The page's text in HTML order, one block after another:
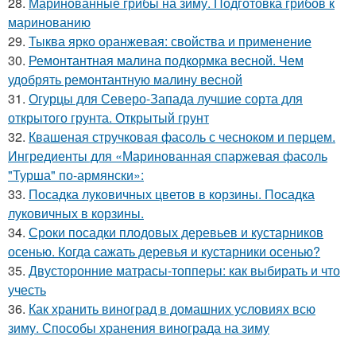
маринованию
29. Тыква ярко оранжевая: свойства и применение
30. Ремонтантная малина подкормка весной. Чем
удобрять ремонтантную малину весной
31. Огурцы для Северо-Запада лучшие сорта для
открытого грунта. Открытый грунт
32. Квашеная стручковая фасоль с чесноком и перцем.
Ингредиенты для «Маринованная спаржевая фасоль
"Турша" по-армянски»:
33. Посадка луковичных цветов в корзины. Посадка
луковичных в корзины.
34. Сроки посадки плодовых деревьев и кустарников
осенью. Когда сажать деревья и кустарники осенью?
35. Двусторонние матрасы-топперы: как выбирать и что
учесть
36. Как хранить виноград в домашних условиях всю
зиму. Способы хранения винограда на зиму